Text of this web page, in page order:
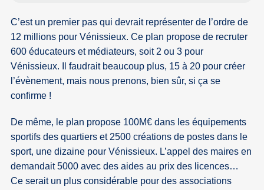
C’est un premier pas qui devrait représenter de l’ordre de
12 millions pour Vénissieux. Ce plan propose de recruter
600 éducateurs et médiateurs, soit 2 ou 3 pour
Vénissieux. Il faudrait beaucoup plus, 15 à 20 pour créer
l’évènement, mais nous prenons, bien sûr, si ça se
confirme !
De même, le plan propose 100M€ dans les équipements
sportifs des quartiers et 2500 créations de postes dans le
sport, une dizaine pour Vénissieux. L’appel des maires en
demandait 5000 avec des aides au prix des licences…
Ce serait un plus considérable pour des associations